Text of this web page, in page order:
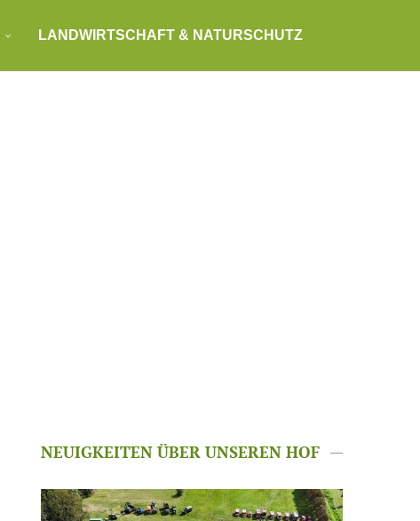
LANDWIRTSCHAFT & NATURSCHUTZ
NEUIGKEITEN ÜBER UNSEREN HOF